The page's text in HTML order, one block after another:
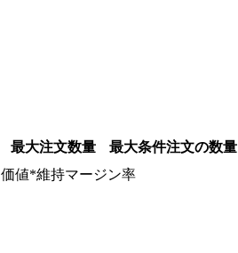
最大注文数量 最大条件注文の数量
値*維持マージン率